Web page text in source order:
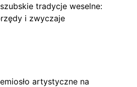
tradycje weselne:
i zwyczaje
artystyczne na